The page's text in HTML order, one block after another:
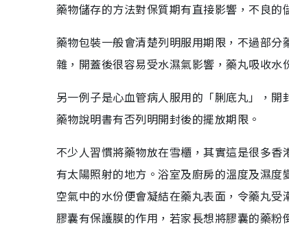
藥物儲存的方法對保質期有直接影響，不良的
藥物包裝一般會清楚列明服用期限，不過部
雜，開蓋後很容易受水濕氣影響，藥丸吸收
另一例子是心血管病人服用的「脷底丸」，
藥物說明書有否列明開封後的擺放期限。
不少人習慣將藥物放在雪櫃，其實這是很多
有太陽照射的地方。浴室及廚房的溫度及濕
空氣中的水份便會凝結在藥丸表面，令藥丸
膠囊有保護膜的作用，若家長想將膠囊的藥